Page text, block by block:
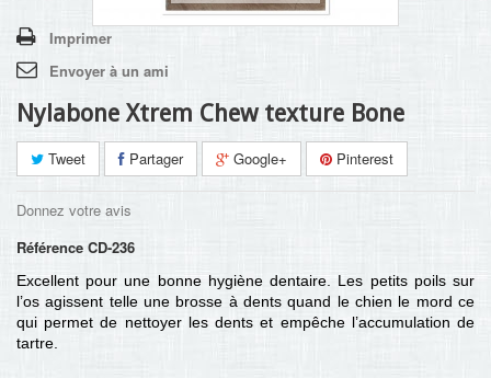
Imprimer
Envoyer à un ami
Nylabone Xtrem Chew texture Bone
Tweet Partager Google+ Pinterest
Donnez votre avis
Référence CD-236
Excellent pour une bonne hygiène dentaire. Les petits poils sur
l’os agissent telle une brosse à dents quand le chien le mord ce
qui permet de nettoyer les dents et empêche l’accumulation de
tartre.